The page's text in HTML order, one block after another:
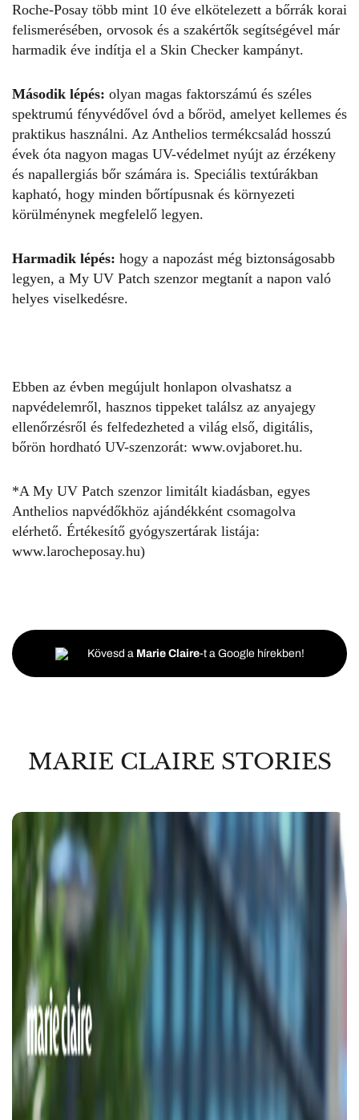
Roche-Posay több mint 10 éve elkötelezett a bőrrák korai
felismerésében, orvosok és a szakértők segítségével már
harmadik éve indítja el a Skin Checker kampányt.
Második lépés: olyan magas faktorszámú és széles
spektrumú fényvédővel óvd a bőröd, amelyet kellemes és
praktikus használni. Az Anthelios termékcsalád hosszú
évek óta nagyon magas UV-védelmet nyújt az érzékeny
és napallergiás bőr számára is. Speciális textúrákban
kapható, hogy minden bőrtípusnak és környezeti
körülménynek megfelelő legyen.
Harmadik lépés: hogy a napozást még biztonságosabb
legyen, a My UV Patch szenzor megtanít a napon való
helyes viselkedésre.
Ebben az évben megújult honlapon olvashatsz a
napvédelemről, hasznos tippeket találsz az anyajegy
ellenőrzésről és felfedezheted a világ első, digitális,
bőrön hordható UV-szenzorát: www.ovjaboret.hu.
*A My UV Patch szenzor limitált kiadásban, egyes
Anthelios napvédőkhöz ajándékként csomagolva
elérhető. Értékesítő gyógyszertárak listája:
www.larocheposay.hu)
Kövesd a Marie Claire-t a Google hírekben!
MARIE CLAIRE STORIES